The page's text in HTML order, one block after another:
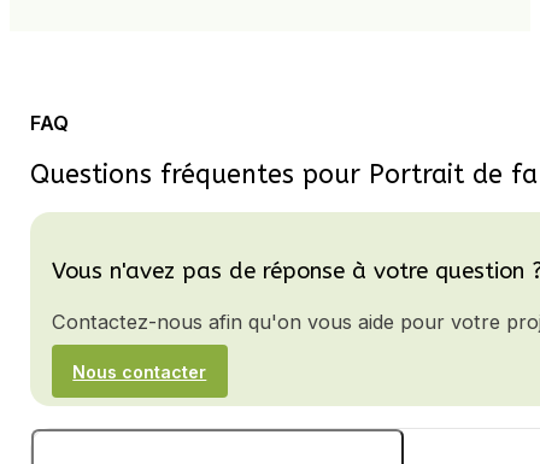
FAQ
Questions fréquentes pour Portrait de
Vous n'avez pas de réponse à votre question
Contactez-nous afin qu'on vous aide pour votre
Nous contacter